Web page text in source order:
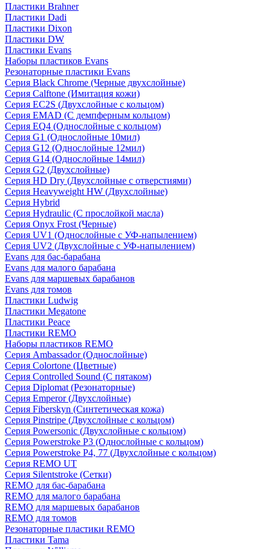
Пластики Brahner
Пластики Dadi
Пластики Dixon
Пластики DW
Пластики Evans
Наборы пластиков Evans
Резонаторные пластики Evans
Серия Black Chrome (Черные двухслойные)
Серия Calftone (Имитация кожи)
Серия EC2S (Двухслойные с кольцом)
Серия EMAD (С демпферным кольцом)
Серия EQ4 (Однослойные с кольцом)
Серия G1 (Однослойные 10мил)
Серия G12 (Однослойные 12мил)
Серия G14 (Однослойные 14мил)
Серия G2 (Двухслойные)
Серия HD Dry (Двухслойные с отверстиями)
Серия Heavyweight HW (Двухслойные)
Серия Hybrid
Серия Hydraulic (С прослойкой масла)
Серия Onyx Frost (Черные)
Серия UV1 (Однослойные с УФ-напылением)
Серия UV2 (Двухслойные с УФ-напылением)
Evans для бас-барабана
Evans для малого барабана
Evans для маршевых барабанов
Evans для томов
Пластики Ludwig
Пластики Megatone
Пластики Peace
Пластики REMO
Наборы пластиков REMO
Серия Ambassador (Однослойные)
Серия Colortone (Цветные)
Серия Controlled Sound (С пятаком)
Серия Diplomat (Резонаторные)
Серия Emperor (Двухслойные)
Серия Fiberskyn (Синтетическая кожа)
Серия Pinstripe (Двухслойные с кольцом)
Серия Powersonic (Двухслойные с кольцом)
Серия Powerstroke P3 (Однослойные с кольцом)
Серия Powerstroke P4, 77 (Двухслойные с кольцом)
Серия REMO UT
Серия Silentstroke (Сетки)
REMO для бас-барабана
REMO для малого барабана
REMO для маршевых барабанов
REMO для томов
Резонаторные пластики REMO
Пластики Tama